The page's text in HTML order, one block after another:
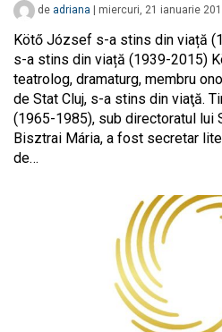
de adriana miercuri, 21 ianuarie
Kötő József s-a stins din viață
s-a stins din viață (1939-2015)
teatrolog, dramaturg, membru
de Stat Cluj, s-a stins din viaţă.
(1965-1985), sub directoratul lui
Bisztrai Mária, a fost secretar
de…